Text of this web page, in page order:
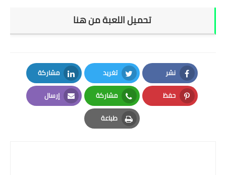
تحميل اللعبة من هنا
نشر
Facebook
تغريد
Twitter
مشاركة
LinkedIn
حفظ
Pinterest
مشاركة
Whatsapp
إرسال
Email
طباعة
Print